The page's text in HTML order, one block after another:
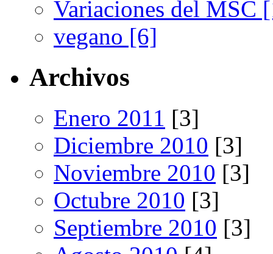
Variaciones del MSC
vegano [6]
Archivos
Enero 2011 [3]
Diciembre 2010 [3]
Noviembre 2010 [3]
Octubre 2010 [3]
Septiembre 2010 [3]